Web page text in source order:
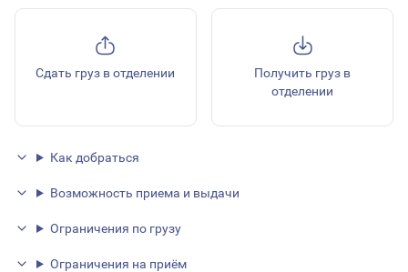
Сдать груз в отделении
Получить груз в
отделении
Как добраться
Возможность приема и выдачи
Ограничения по грузу
Ограничения на приём